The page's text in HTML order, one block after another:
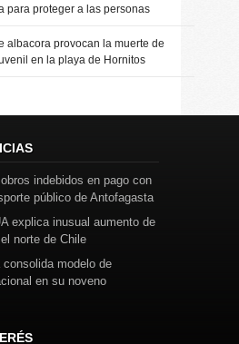
para proteger a las personas
albacora provocan la muerte de
en la playa de Hornitos
indebidos en pago con
público de Antofagasta
explica inusual aumento de
norte de Chile
consolida modelo de
en su noveno